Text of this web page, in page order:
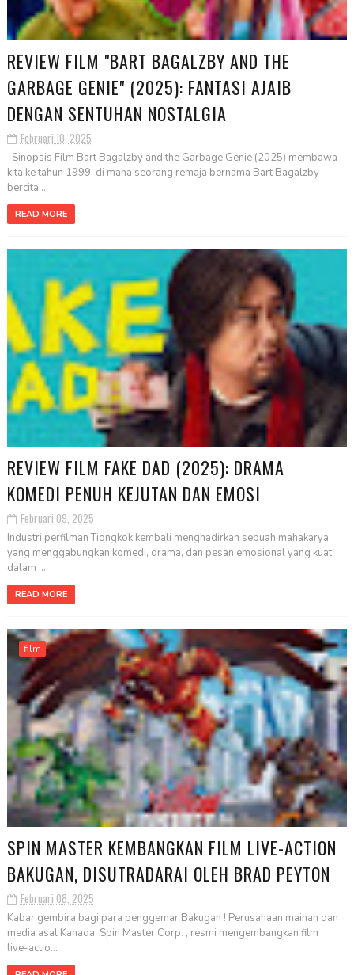
REVIEW FILM "BART BAGALZBY AND THE
GARBAGE GENIE" (2025): FANTASI AJAIB
DENGAN SENTUHAN NOSTALGIA
Februari 10, 2025
Sinopsis Film Bart Bagalzby and the Garbage Genie (2025) membawa
kita ke tahun 1999, di mana seorang remaja bernama Bart Bagalzby
bercita...
READ MORE
REVIEW FILM FAKE DAD (2025): DRAMA
KOMEDI PENUH KEJUTAN DAN EMOSI
Februari 09, 2025
Industri perfilman Tiongkok kembali menghadirkan sebuah mahakarya
yang menggabungkan komedi, drama, dan pesan emosional yang kuat
dalam ...
READ MORE
film
SPIN MASTER KEMBANGKAN FILM LIVE-ACTION
BAKUGAN, DISUTRADARAI OLEH BRAD PEYTON
Februari 08, 2025
Kabar gembira bagi para penggemar Bakugan ! Perusahaan mainan dan
media asal Kanada, Spin Master Corp. , resmi mengembangkan film
live-actio...